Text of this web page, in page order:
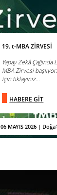
06 MAYIS 2026 |
19. t-MBA ZİRVESİ
Yapay Zekâ
MBA Zirvesi
için tıklayınız...
HABERE GİT